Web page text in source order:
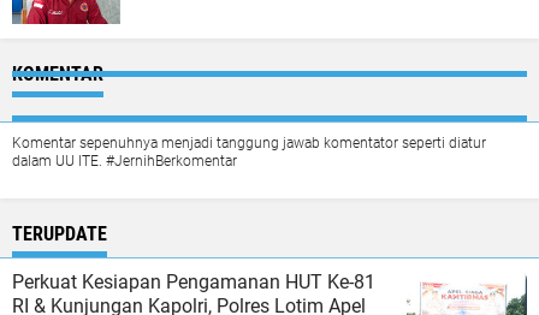
KOMENTAR
Komentar sepenuhnya menjadi tanggung jawab komentator seperti diatur
dalam UU ITE. #JernihBerkomentar
TERUPDATE
Perkuat Kesiapan Pengamanan HUT Ke-81
RI & Kunjungan Kapolri, Polres Lotim Apel